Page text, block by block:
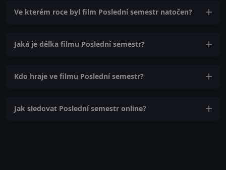
Ve kterém roce byl film Poslední semestr natočen?
Jaká je délka filmu Poslední semestr?
Kdo hraje ve filmu Poslední semestr?
Jak sledovat Poslední semestr online?